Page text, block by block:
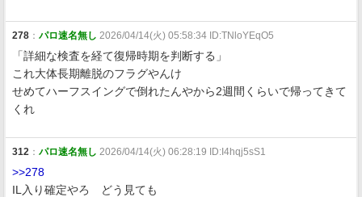
278 ： パロ速名無し 2026/04/14(火) 05:58:34 ID:TNloYEqO5
「詳細な検査を経て復帰時期を判断する」
これ大体長期離脱のフラグやんけ
せめてハーフスイングで倒れたんやから2週間くらいで帰ってきて
くれ
312 ： パロ速名無し 2026/04/14(火) 06:28:19 ID:I4hqj5sS1
>>278
IL入り確定やろ どう見ても